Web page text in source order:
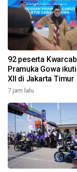
92 peserta Kwarcab
Pramuka Gowa ikuti Jamnas
XII di Jakarta Timur
7 jam lalu